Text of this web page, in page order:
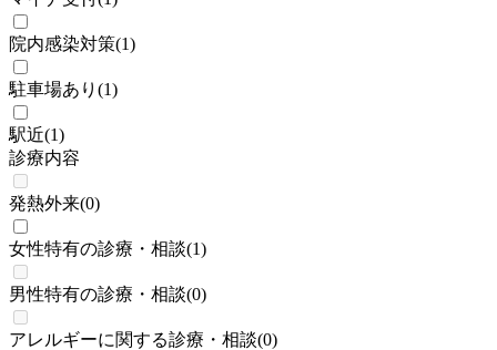
院内感染対策(1)
駐車場あり (1)
駅近(1)
診療内容
発熱外来(0)
女性特有の診療・相談(1)
男性特有の診療・相談(0)
アレルギーに関する診療・相談(0)